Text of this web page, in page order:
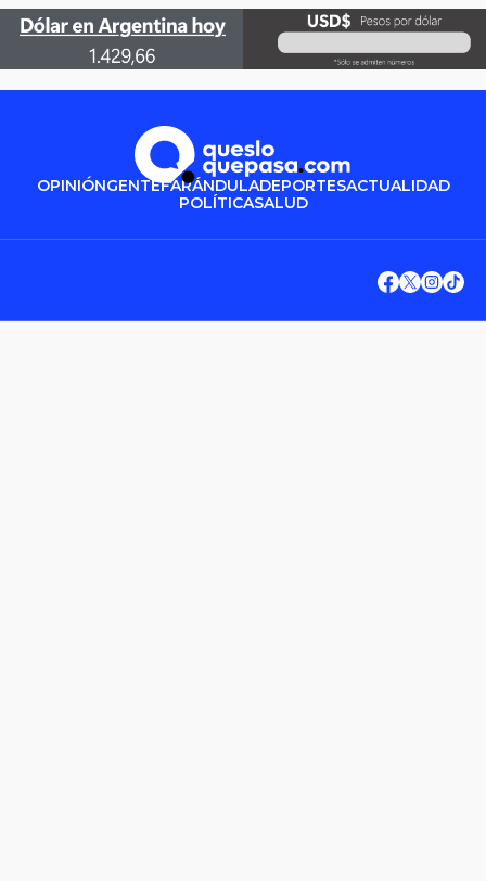
OPINIÓNGENTEFARÁNDULADEPORTESACTUALIDAD
POLÍTICASALUD